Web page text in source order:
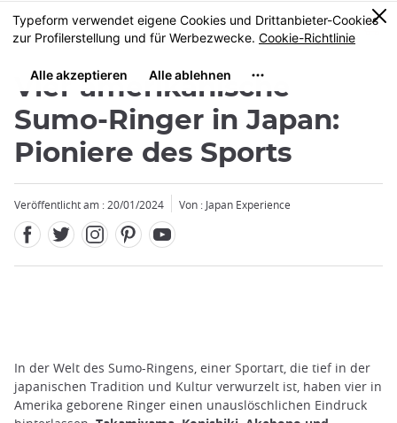
Größe
MENU
0
Vier amerikanische
Sumo-Ringer in Japan:
Pioniere des Sports
Veröffentlicht am : 20/01/2024 Von : Japan Experience
In der Welt des Sumo-Ringens, einer Sportart, die tief in der
japanischen Tradition und Kultur verwurzelt ist, haben vier in
Amerika geborene Ringer einen unauslöschlichen Eindruck